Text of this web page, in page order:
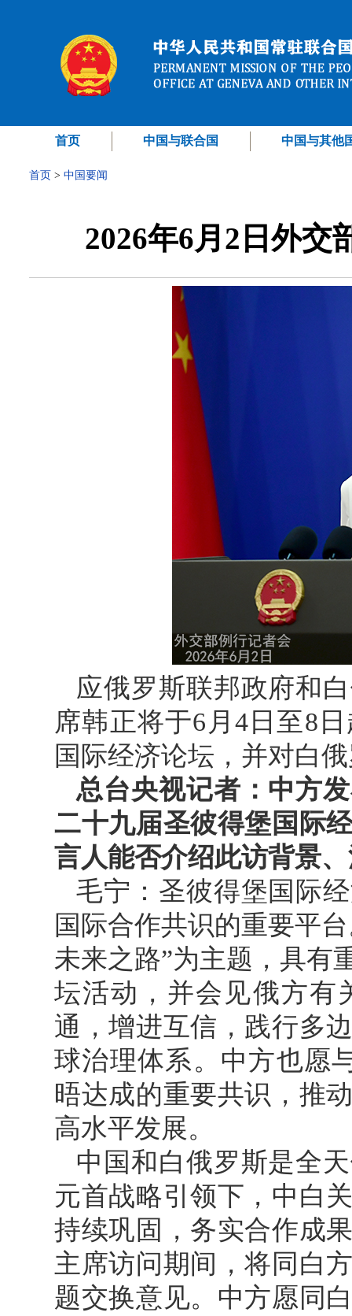
首页 中国与联合国 中国与其他
首页 > 中国要闻
2026年6月2日外交
应俄罗斯联邦政府和
席韩正将于6月4日至8
国际经济论坛，并对白
总台央视记者：中方
二十九届圣彼得堡国际
言人能否介绍此访背景
毛宁：圣彼得堡国际
国际合作共识的重要平
未来之路”为主题，具有
坛活动，并会见俄方有
通，增进互信，践行多
球治理体系。中方也愿
晤达成的重要共识，推
高水平发展。
中国和白俄罗斯是全
元首战略引领下，中白
持续巩固，务实合作成
主席访问期间，将同白
题交换意见。中方愿同